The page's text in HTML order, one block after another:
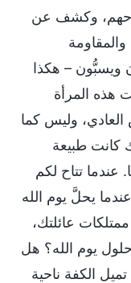
وكشف عن
ويسبُّون – هكذا
هذه المرأة
وليس كما
كانت طبيعة
عندما تتاح لكم
يحلَّ يوم الله
عائلتك،
يوم الله؟ هل
الكفة ناحية